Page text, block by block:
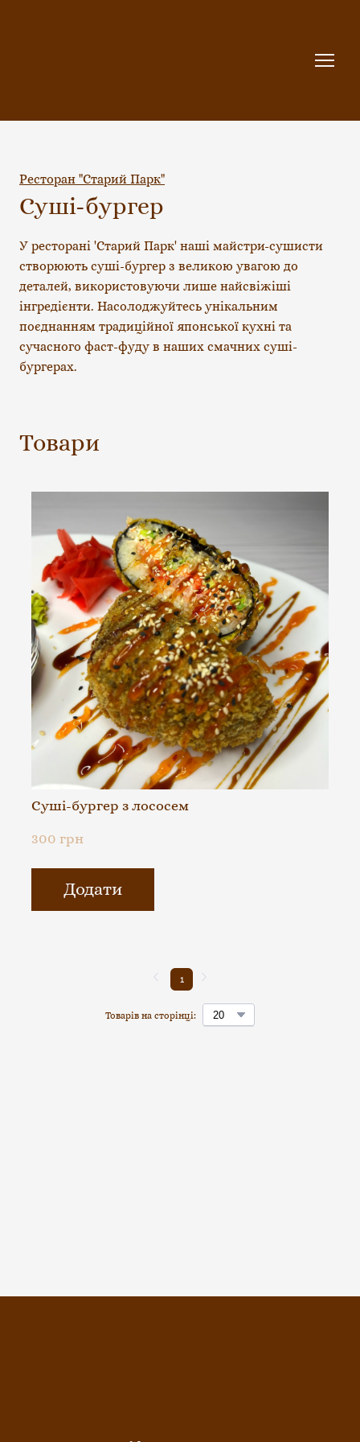
Ресторан "Старий Парк"
Суші-бургер
У ресторані 'Старий Парк' наші майстри-сушисти
створюють суші-бургер з великою увагою до
деталей, використовуючи лише найсвіжіші
інгредієнти. Насолоджуйтесь унікальним
поєднанням традиційної японської кухні та
сучасного фаст-фуду в наших смачних суші-
бургерах.
Товари
Суші-бургер з лососем
300 грн
Додати
Товарів на сторінці:
1